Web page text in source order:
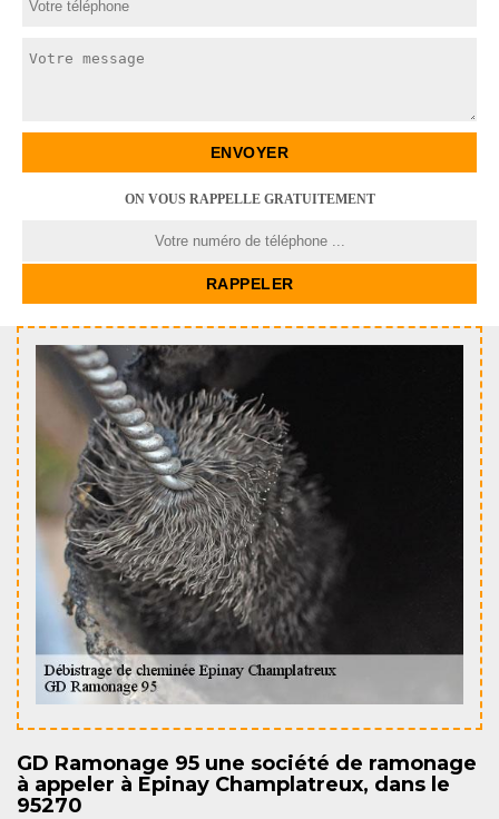
ON VOUS RAPPELLE GRATUITEMENT
GD Ramonage 95 une société de ramonage
à appeler à Epinay Champlatreux, dans le
95270